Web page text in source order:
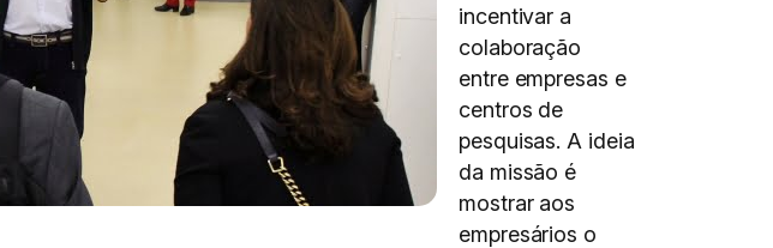
incentivar a
colaboração
entre empresas e
centros de
pesquisas. A ideia
da missão é
mostrar aos
empresários o